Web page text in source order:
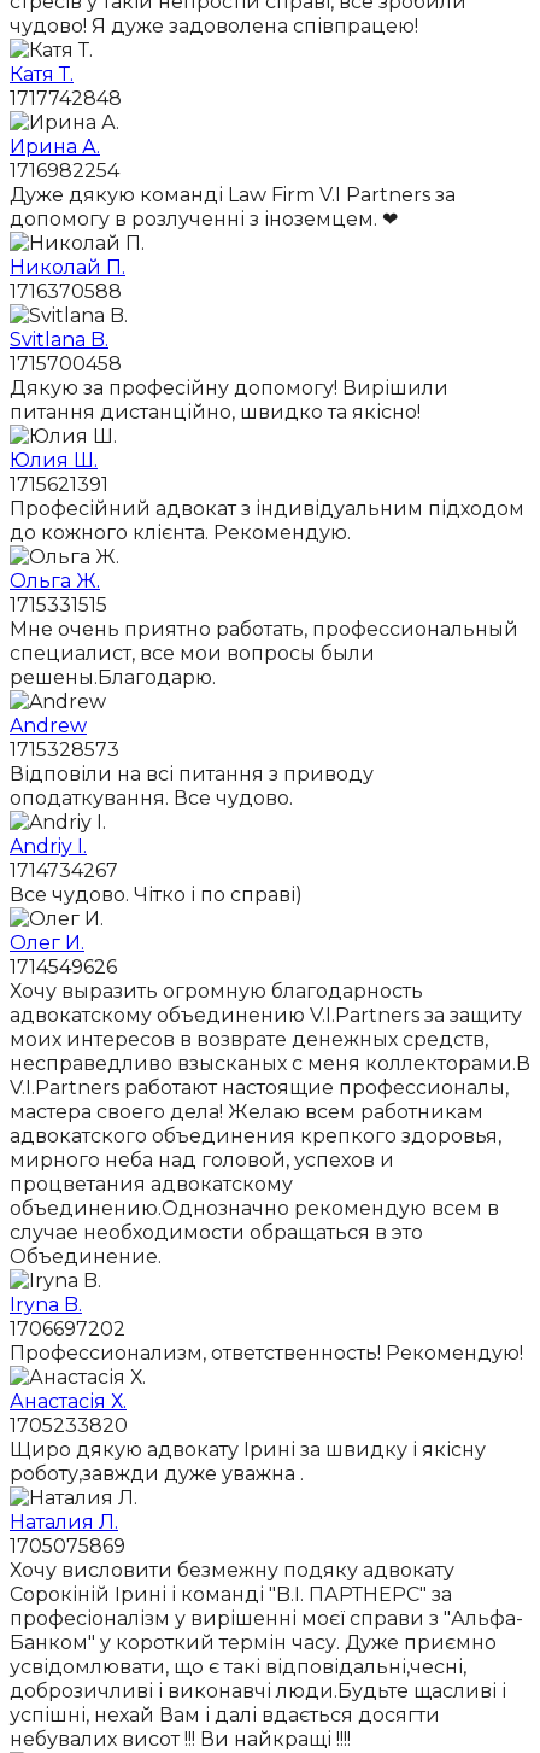
чудово! Я дуже задоволена співпрацею!
Катя Т.
1717742848
Ирина А.
1716982254
Дуже дякую команді Law Firm V.I Partners за
допомогу в розлученні з іноземцем. ❤
Николай П.
1716370588
Svitlana B.
1715700458
Дякую за професійну допомогу! Вирішили
питання дистанційно, швидко та якісно!
Юлия Ш.
1715621391
Професійний адвокат з індивідуальним підходом
до кожного клієнта. Рекомендую.
Ольга Ж.
1715331515
Мне очень приятно работать, профессиональный
специалист, все мои вопросы были
решены.Благодарю.
Andrew
1715328573
Відповіли на всі питання з приводу
оподаткування. Все чудово.
Andriy I.
1714734267
Все чудово. Чітко і по справі)
Олег И.
1714549626
Хочу выразить огромную благодарность
адвокатскому объединению V.I.Partners за защиту
моих интересов в возврате денежных средств,
несправедливо взысканых с меня коллекторами.В
V.I.Partners работают настоящие профессионалы,
мастера своего дела! Желаю всем работникам
адвокатского объединения крепкого здоровья,
мирного неба над головой, успехов и
процветания адвокатскому
объединению.Однозначно рекомендую всем в
случае необходимости обращаться в это
Объединение.
Iryna B.
1706697202
Профессионализм, ответственность! Рекомендую!
Анастасія Х.
1705233820
Щиро дякую адвокату Ірині за швидку і якісну
роботу,завжди дуже уважна .
Наталия Л.
1705075869
Хочу висловити безмежну подяку адвокату
Сорокіній Ірині і команді "B.I. ПАРТНЕРС" за
професіоналізм у вирішенні моєї справи з "Альфа-
Банком" у короткий термін часу. Дуже приємно
усвідомлювати, що є такі відповідальні,чесні,
доброзичливі і виконавчі люди.Будьте щасливі і
успішні, нехай Вам і далі вдається досягти
небувалих висот !!! Ви найкращі !!!!